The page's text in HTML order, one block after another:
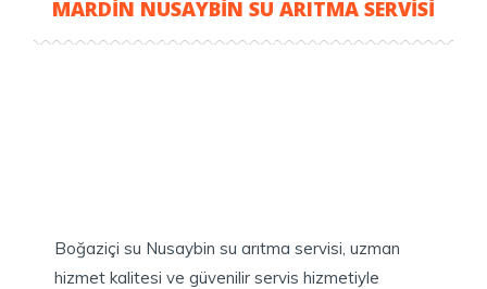
MARDİN NUSAYBİN SU ARITMA SERVİSİ
Boğaziçi su Nusaybin su arıtma servisi, uzman
hizmet kalitesi ve güvenilir servis hizmetiyle